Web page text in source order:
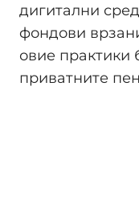
дигитални
фондови
овие
приватните